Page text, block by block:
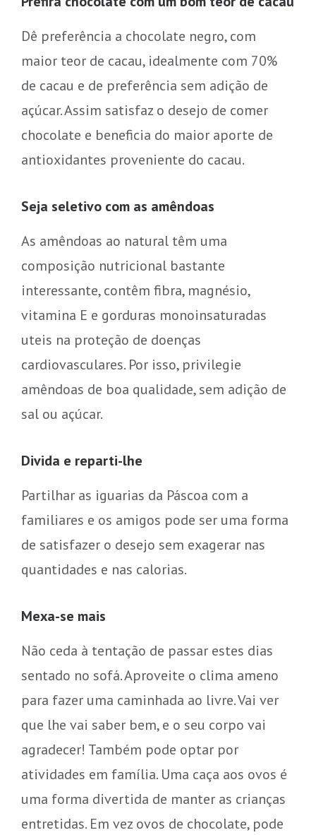
Dê preferência a chocolate negro, com
maior teor de cacau, idealmente com 70%
de cacau e de preferência sem adição de
açúcar. Assim satisfaz o desejo de comer
chocolate e beneficia do maior aporte de
antioxidantes proveniente do cacau.
Seja seletivo com as amêndoas
As amêndoas ao natural têm uma
composição nutricional bastante
interessante, contêm fibra, magnésio,
vitamina E e gorduras monoinsaturadas
uteis na proteção de doenças
cardiovasculares. Por isso, privilegie
amêndoas de boa qualidade, sem adição de
sal ou açúcar.
Divida e reparti-lhe
Partilhar as iguarias da Páscoa com a
familiares e os amigos pode ser uma forma
de satisfazer o desejo sem exagerar nas
quantidades e nas calorias.
Mexa-se mais
Não ceda à tentação de passar estes dias
sentado no sofá. Aproveite o clima ameno
para fazer uma caminhada ao livre. Vai ver
que lhe vai saber bem, e o seu corpo vai
agradecer! Também pode optar por
atividades em família. Uma caça aos ovos é
uma forma divertida de manter as crianças
entretidas. Em vez ovos de chocolate, pode